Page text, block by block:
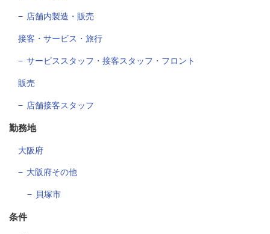
店舗内製造・販売
接客・サービス・旅行
サービススタッフ・接客スタッフ・フロント
販売
店舗接客スタッフ
勤務地
大阪府
大阪府その他
貝塚市
条件